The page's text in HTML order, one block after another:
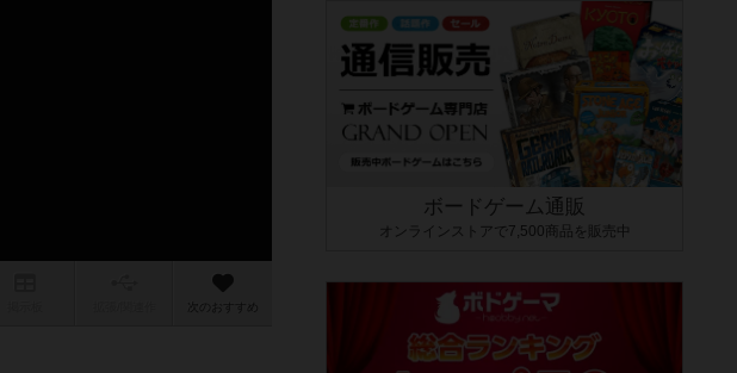
次のおすすめ
ボードゲーム通販
オンラインストアで7,500商品を販売中